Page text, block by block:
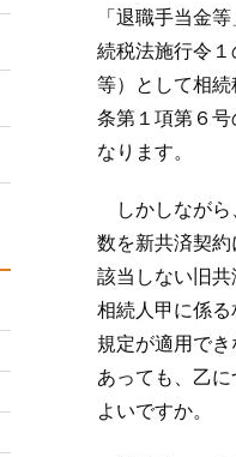
「退職手当金等」
続税法施行令１の
等）として相続税
条第１項第６号の
なります。
しかしながら、
数を新共済契約に
該当しない旧共済
相続人甲に係る相
規定が適用できな
あっても、乙につ
よいですか。